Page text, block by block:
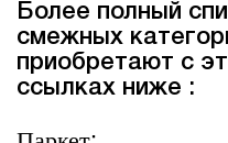
Более полный
смежных
приобретают с
ссылках ниже :